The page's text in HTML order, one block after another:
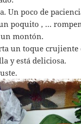
Un poco de
poquito , …
montón.
un toque crujiente
y está deliciosa.